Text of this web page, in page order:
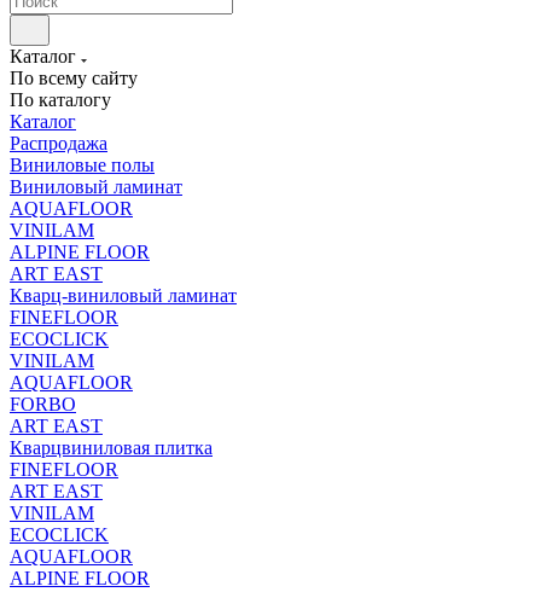
Каталог
По всему сайту
По каталогу
Каталог
Распродажа
Виниловые полы
Виниловый ламинат
AQUAFLOOR
VINILAM
ALPINE FLOOR
ART EAST
Кварц-виниловый ламинат
FINEFLOOR
ECOCLICK
VINILAM
AQUAFLOOR
FORBO
ART EAST
Кварцвиниловая плитка
FINEFLOOR
ART EAST
VINILAM
ECOCLICK
AQUAFLOOR
ALPINE FLOOR